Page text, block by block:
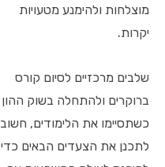
מוצלחות ולהימנע מטעויות
יקרות.
שלבים מרכזיים לסיום קורס
ברוקרים ולהתחלה בשוק ההון
כשתסיימו את הלימודים, חשוב
לתכנן את הצעדים הבאים כדי